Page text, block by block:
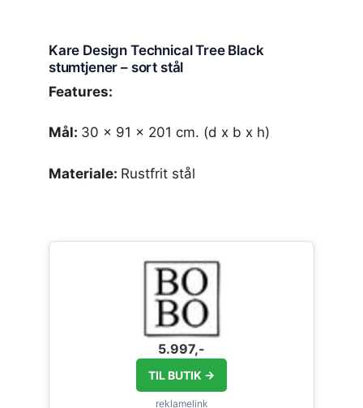
Kare Design Technical Tree Black
stumtjener – sort stål
Features:
Mål: 30 x 91 x 201 cm. (d x b x h)
Materiale: Rustfrit stål
5.997,-
TIL BUTIK →